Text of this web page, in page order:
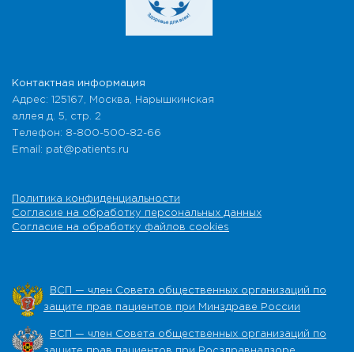
Контактная информация
Адрес: 125167, Москва, Нарышкинская
аллея д. 5, стр. 2
Телефон: 8-800-500-82-66
Email: pat@patients.ru
Политика конфиденциальности
Согласие на обработку персональных данных
Согласие на обработку файлов cookies
ВСП — член Совета общественных организаций по
защите прав пациентов при Минздраве России
ВСП — член Совета общественных организаций по